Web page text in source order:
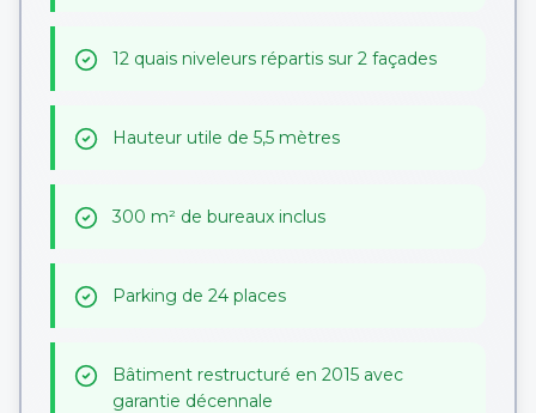
12 quais niveleurs répartis sur 2 façades
Hauteur utile de 5,5 mètres
300 m² de bureaux inclus
Parking de 24 places
Bâtiment restructuré en 2015 avec
garantie décennale